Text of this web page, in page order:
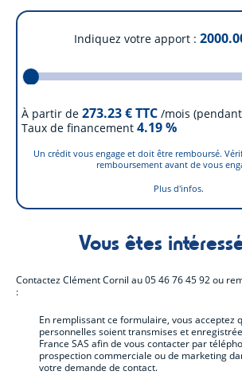
Indiquez votre apport
À partir de 273.23€ TTC /mois
Taux de financement 4.19%
Un crédit vous engage et doit être remboursé.
remboursement avant de vous
Plus d'infos.
Vous êtes
ContactezClément Cornil au05 46 76 45 92ou
:
En remplissant ce formulaire, vous acceptez
personnelles soient transmises et
France SAS afin de vous contacter par
prospection commerciale ou de marketing
votre demande de contact.